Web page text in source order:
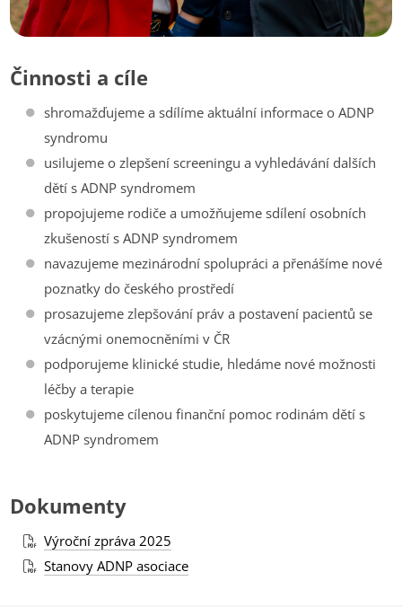
Činnosti a cíle
shromažďujeme a sdílíme aktuální informace o ADNP
syndromu
usilujeme o zlepšení screeningu a vyhledávání dalších
dětí s ADNP syndromem
propojujeme rodiče a umožňujeme sdílení osobních
zkušeností s ADNP syndromem
navazujeme mezinárodní spolupráci a přenášíme nové
poznatky do českého prostředí
prosazujeme zlepšování práv a postavení pacientů se
vzácnými onemocněními v ČR
podporujeme klinické studie, hledáme nové možnosti
léčby a terapie
poskytujeme cílenou finanční pomoc rodinám dětí s
ADNP syndromem
Dokumenty
Výroční zpráva 2025
Stanovy ADNP asociace